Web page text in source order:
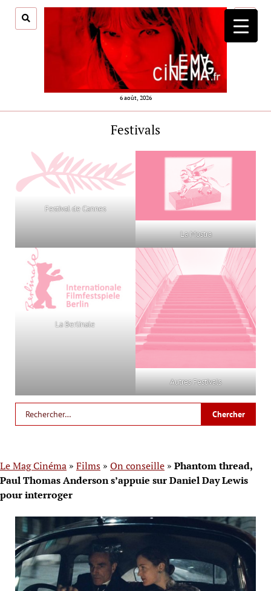
6 août, 2026
ouvrir
menu
Festivals
Festival de Cannes
La Mostra
La Berlinale
Autres Festivals
Le Mag Cinéma » Films » On conseille » Phantom thread,
Paul Thomas Anderson s’appuie sur Daniel Day Lewis
pour interroger